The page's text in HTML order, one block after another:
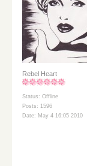
Rebel Heart
Status: Offline
Posts: 1596
Date: May 4 16:05 2010